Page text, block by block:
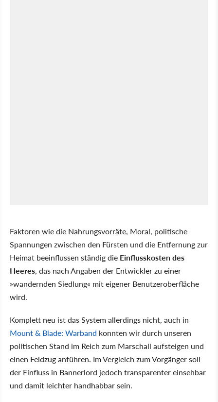
Faktoren wie die Nahrungsvorräte, Moral, politische
Spannungen zwischen den Fürsten und die Entfernung zur
Heimat beeinflussen ständig die Einflusskosten des
Heeres, das nach Angaben der Entwickler zu einer
»wandernden Siedlung« mit eigener Benutzeroberfläche
wird.
Komplett neu ist das System allerdings nicht, auch in
Mount & Blade: Warband konnten wir durch unseren
politischen Stand im Reich zum Marschall aufsteigen und
einen Feldzug anführen. Im Vergleich zum Vorgänger soll
der Einfluss in Bannerlord jedoch transparenter einsehbar
und damit leichter handhabbar sein.